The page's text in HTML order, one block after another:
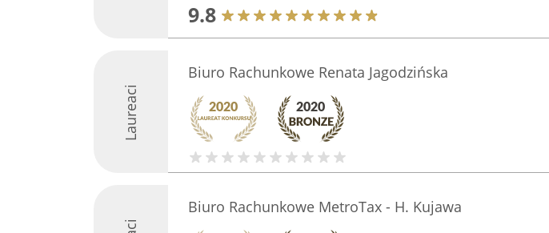
9.8
Laureaci
Biuro Rachunkowe Renata Jagodzińska
Biuro Rachunkowe MetroTax - H. Kujawa